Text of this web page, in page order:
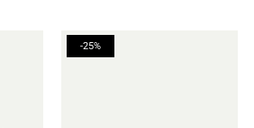
-25%